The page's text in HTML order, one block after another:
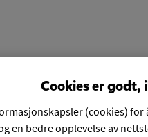
Cookies er godt,
(cookies) for
en bedre opplevelse av